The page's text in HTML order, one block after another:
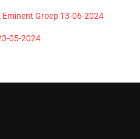
Eminent Groep 13-06-2024
05-2024